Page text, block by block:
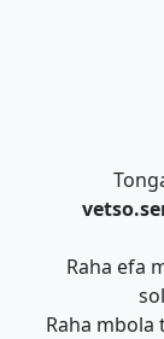
Raha efa
Raha